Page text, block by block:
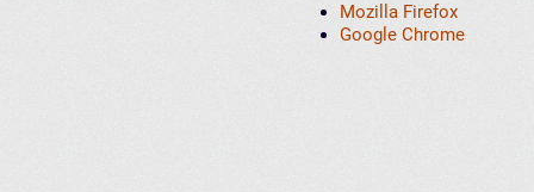
Mozilla Firefox
Google Chrome